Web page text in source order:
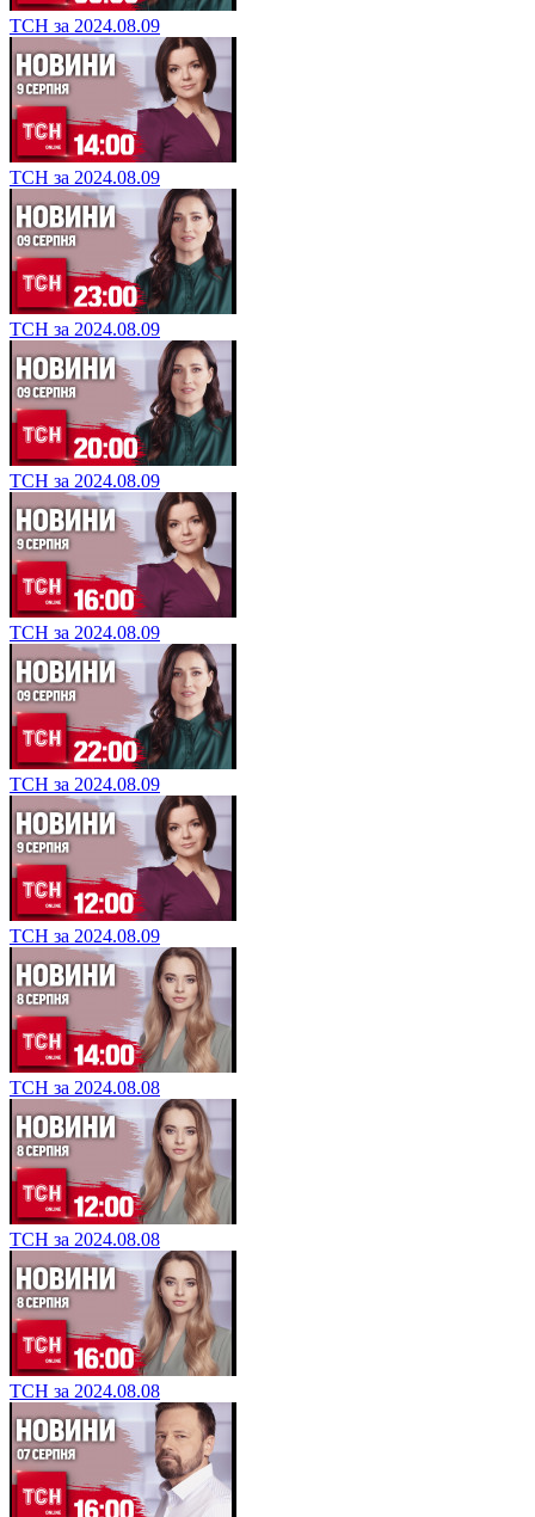
ТСН за 2024.08.09
ТСН за 2024.08.09
ТСН за 2024.08.09
ТСН за 2024.08.09
ТСН за 2024.08.09
ТСН за 2024.08.09
ТСН за 2024.08.09
ТСН за 2024.08.08
ТСН за 2024.08.08
ТСН за 2024.08.08